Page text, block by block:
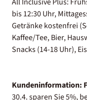
bis 12:30 Uhr,
Getränke kostenfrei
Kaffee/Tee, Bier,
Snacks (14-18 Uhr), Eis
Kundeninformation:
30.4. sparen Sie 5%,